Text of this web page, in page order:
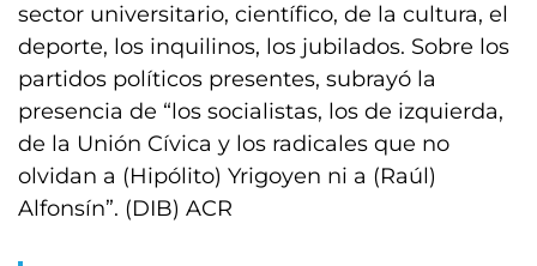
sector universitario, científico, de la cultura, el
deporte, los inquilinos, los jubilados. Sobre los
partidos políticos presentes, subrayó la
presencia de “los socialistas, los de izquierda,
de la Unión Cívica y los radicales que no
olvidan a (Hipólito) Yrigoyen ni a (Raúl)
Alfonsín”. (DIB) ACR